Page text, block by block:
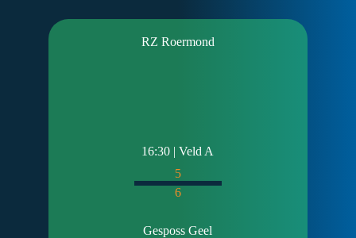
RZ Roermond
16:30 | Veld A
5
6
Gesposs Geel